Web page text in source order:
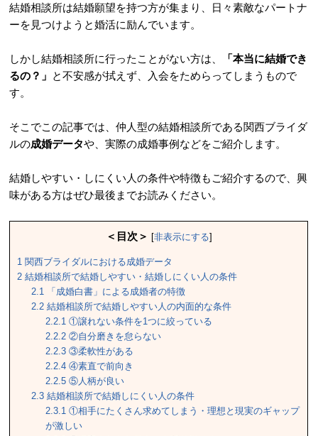
結婚相談所は結婚願望を持つ方が集まり、日々素敵なパートナ
ーを見つけようと婚活に励んでいます。
しかし結婚相談所に行ったことがない方は、
「本当に結婚でき
るの？」 と不安感が拭えず、入会をためらってしまうもので
す。
そこでこの記事では、仲人型の結婚相談所である関西ブライダ
ルの成婚データや、実際の成婚事例などをご紹介します。
結婚しやすい・しにくい人の条件や特徴もご紹介するので、興
味がある方はぜひ最後までお読みください。
＜目次＞ [非表示にする]
1 関西ブライダルにおける成婚データ
2 結婚相談所で結婚しやすい・結婚しにくい人の条件
2.1
「成婚白書」による成婚者の特徴
2.2 結婚相談所で結婚しやすい人の内面的な条件
2.2.1 ①譲れない条件を1つに絞っている
2.2.2 ②自分磨きを怠らない
2.2.3 ③柔軟性がある
2.2.4 ④素直で前向き
2.2.5 ⑤人柄が良い
2.3 結婚相談所で結婚しにくい人の条件
2.3.1 ①相手にたくさん求めてしまう・理想と現実のギャップ
が激しい